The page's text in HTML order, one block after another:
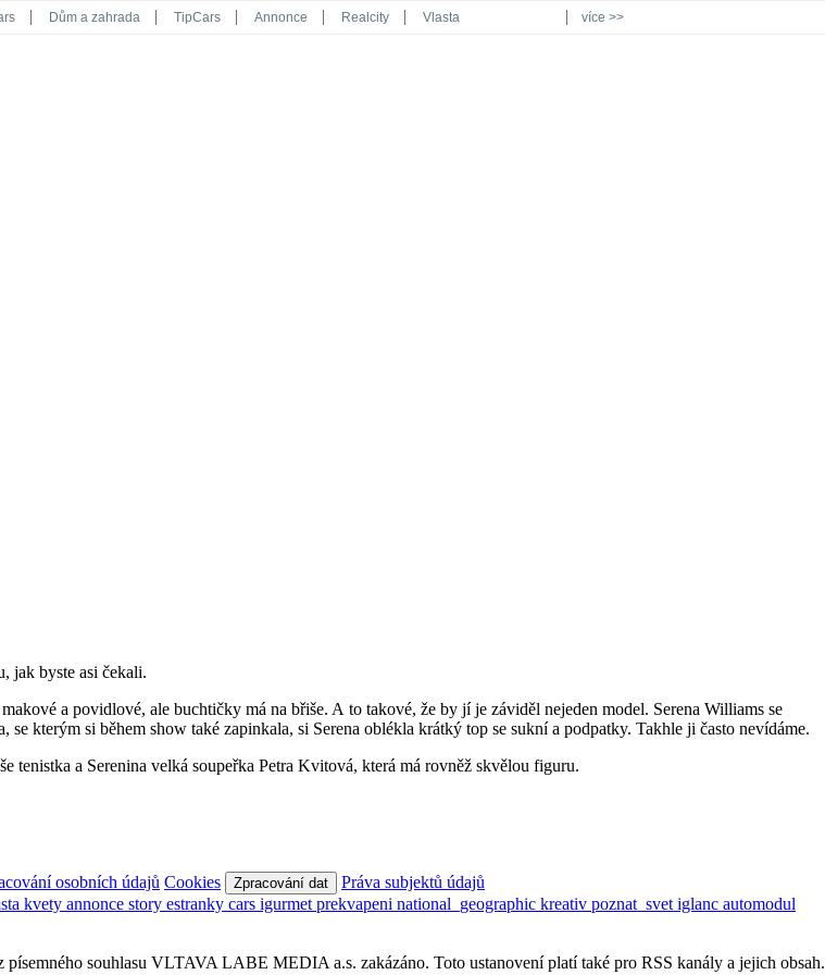
Dům a zahrada TipCars Annonce Realcity Vlasta více >>
jak byste asi čekali.
a povidlové, ale buchtičky má na břiše. A to takové, že by jí je záviděl nejeden model. Serena Williams se
kterým si během show také zapinkala, si Serena oblékla krátký top se sukní a podpatky. Takhle ji často nevídáme.
tenistka a Serenina velká soupeřka Petra Kvitová, která má rovněž skvělou figuru.
osobních údajů Cookies Zpracování dat
Práva subjektů údajů
kvety annonce story estranky cars igurmet prekvapeni national_geographic kreativ poznat_svet iglanc automodul
souhlasu VLTAVA LABE MEDIA a.s. zakázáno. Toto ustanovení platí také pro RSS kanály a jejich obsah.